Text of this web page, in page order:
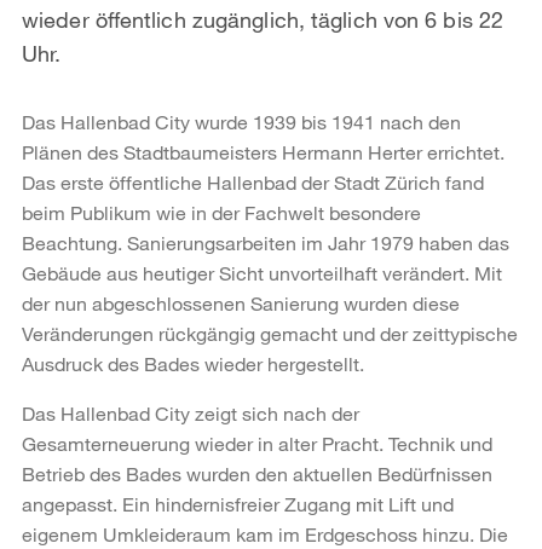
wieder öffentlich zugänglich, täglich von 6 bis 22
Uhr.
Das Hallenbad City wurde 1939 bis 1941 nach den
Plänen des Stadtbaumeisters Hermann Herter errichtet.
Das erste öffentliche Hallenbad der Stadt Zürich fand
beim Publikum wie in der Fachwelt besondere
Beachtung. Sanierungsarbeiten im Jahr 1979 haben das
Gebäude aus heutiger Sicht unvorteilhaft verändert. Mit
der nun abgeschlossenen Sanierung wurden diese
Veränderungen rückgängig gemacht und der zeittypische
Ausdruck des Bades wieder hergestellt.
Das Hallenbad City zeigt sich nach der
Gesamterneuerung wieder in alter Pracht. Technik und
Betrieb des Bades wurden den aktuellen Bedürfnissen
angepasst. Ein hindernisfreier Zugang mit Lift und
eigenem Umkleideraum kam im Erdgeschoss hinzu. Die